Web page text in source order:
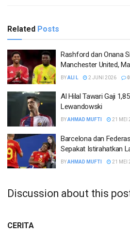
Related Posts
Rashford dan Onana
Manchester United,
BYALI L 2 JUNI 2026 0
Al Hilal Tawari Gaji
Lewandowski
BYAHMAD MUFTI 21 MEI
Barcelona dan
Sepakat Istirahatkan
BYAHMAD MUFTI 21 MEI
Discussion about this
CERITA